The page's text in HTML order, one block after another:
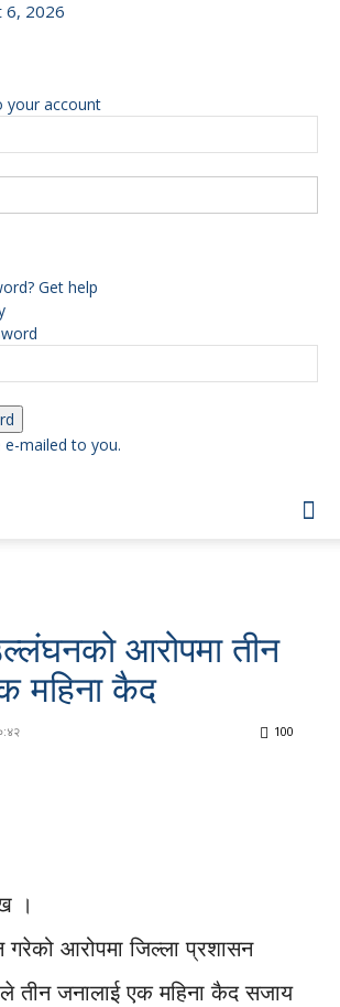
6, 2026
your account
Get help
e-mailed to you.
आरोपमा तीन
महिना कैद
100
।
गरेको आरोपमा जिल्ला प्रशासन
तीन जनालाई एक महिना कैद सजाय